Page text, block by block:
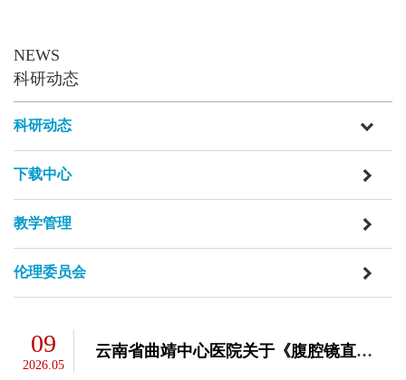
NEWS
科研动态
科研动态
下载中心
教学管理
伦理委员会
09
2026.05
云南省曲靖中心医院关于《腹腔镜直肠癌精准微创整合技术体系的建立及区域推广应用》项目申报2026年度云南省科学技术进步奖的公示